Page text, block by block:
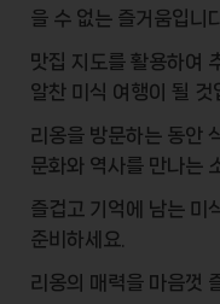
을 수 없는 즐거움입니
맛집 지도를 활용하여
알찬 미식 여행이 될 것
리옹을 방문하는 동안
문화와 역사를 만나는
즐겁고 기억에 남는 미
준비하세요.
리옹의 매력을 마음껏